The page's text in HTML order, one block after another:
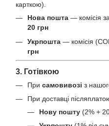
карткою).
Нова пошта — комісія
20 грн
Укрпошта — комісія
грн
3. Готівкою
При самовивозі з
При доставці
Нову пошту (2% +